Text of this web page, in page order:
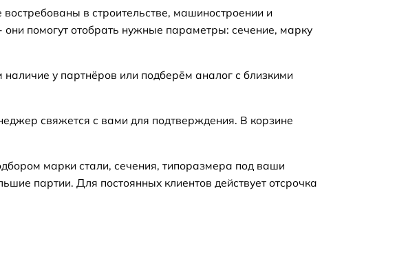
в строительстве, машиностроении и
помогут отобрать нужные параметры: сечение, марку
у партнёров или подберём аналог с близкими
свяжется с вами для подтверждения. В корзине
марки стали, сечения, типоразмера под ваши
партии. Для постоянных клиентов действует отсрочка